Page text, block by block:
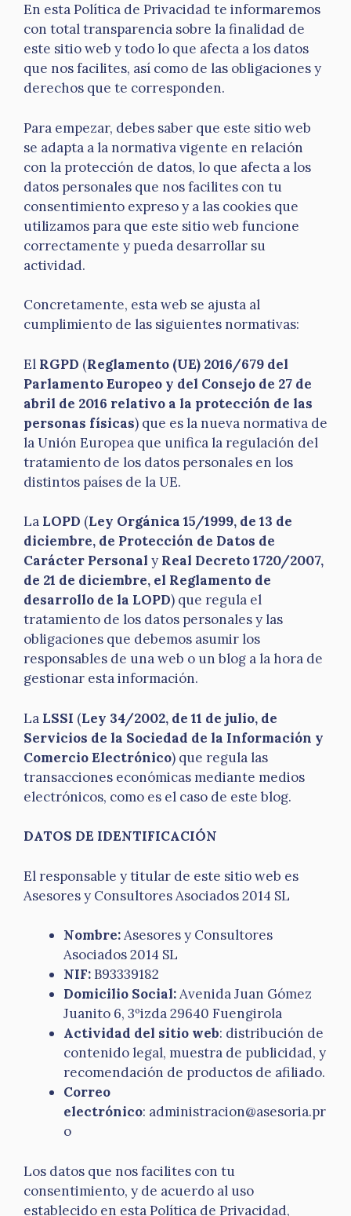
En esta Política de Privacidad te informaremos
con total transparencia sobre la finalidad de
este sitio web y todo lo que afecta a los datos
que nos facilites, así como de las obligaciones y
derechos que te corresponden.
Para empezar, debes saber que este sitio web
se adapta a la normativa vigente en relación
con la protección de datos, lo que afecta a los
datos personales que nos facilites con tu
consentimiento expreso y a las cookies que
utilizamos para que este sitio web funcione
correctamente y pueda desarrollar su
actividad.
Concretamente, esta web se ajusta al
cumplimiento de las siguientes normativas:
El RGPD (Reglamento (UE) 2016/679 del
Parlamento Europeo y del Consejo de 27 de
abril de 2016 relativo a la protección de las
personas físicas) que es la nueva normativa de
la Unión Europea que unifica la regulación del
tratamiento de los datos personales en los
distintos países de la UE.
La LOPD (Ley Orgánica 15/1999, de 13 de
diciembre, de Protección de Datos de
Carácter Personal y Real Decreto 1720/2007,
de 21 de diciembre, el Reglamento de
desarrollo de la LOPD) que regula el
tratamiento de los datos personales y las
obligaciones que debemos asumir los
responsables de una web o un blog a la hora de
gestionar esta información.
La LSSI (Ley 34/2002, de 11 de julio, de
Servicios de la Sociedad de la Información y
Comercio Electrónico) que regula las
transacciones económicas mediante medios
electrónicos, como es el caso de este blog.
DATOS DE IDENTIFICACIÓN
El responsable y titular de este sitio web es
Asesores y Consultores Asociados 2014 SL
Nombre:Asesores y Consultores
Asociados 2014 SL
NIF:B93339182
Domicilio Social:Avenida Juan Gómez
Juanito 6, 3ºizda 29640 Fuengirola
Actividad del sitio web: distribución de
contenido legal, muestra de publicidad, y
recomendación de productos de afiliado.
Correo
electrónico: administracion@asesoria.pr
o
Los datos que nos facilites con tu
consentimiento, y de acuerdo al uso
establecido en esta Política de Privacidad,